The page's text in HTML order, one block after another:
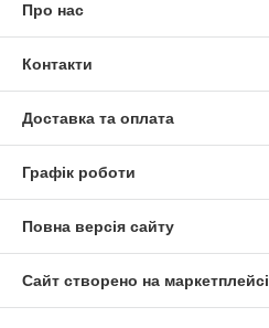
Про нас
Контакти
Доставка та оплата
Графік роботи
Повна версія сайту
Сайт створено на маркетплейсі